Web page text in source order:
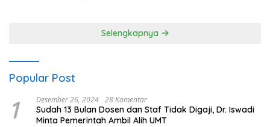
Selengkapnya
Popular Post
1 Desember 26, 2024 28 Komentar
Sudah 13 Bulan Dosen dan Staf Tidak Digaji, Dr. Iswadi
Minta Pemerintah Ambil Alih UMT